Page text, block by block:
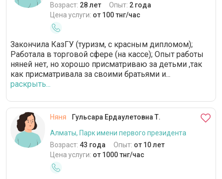
Возраст: 28 лет Опыт: 2 года
Цена услуги: от 100 тнг/час
Закончила КазГУ (туризм, с красным дипломом);
Работала в торговой сфере (на кассе); Опыт работы
няней нет, но хорошо присматриваю за детьми ,так
как присматривала за своими братьями и...
раскрыть...
Няня
Гульсара Ердаулетовна Т.
Алматы, Парк имени первого президента
Возраст: 43 года Опыт: от 10 лет
Цена услуги: от 1000 тнг/час